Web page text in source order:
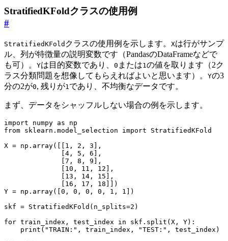
StratifiedKFoldクラスの使用例
#
StratifiedKFold クラスの使用例を示します。 Xは行がサンプ
ル、列が特徴量の説明変数です（PandasのDataFrameなどで
も可）。 Yは目的変数であり、 0 または1 の値を取ります（2ク
ラス分類問題を想像してもらえればよいと思います）。 Yの3
分の2が0, 残りが1 であり、不均衡なデータです。
まず、データをシャッフルしない場合の例を示します。
import numpy as
np
from sklearn.model_selection import
StratifiedKFold
X = np . array([[ 1 , 2 , 3 ],
[4 , 5 , 6 ],
[7 , 8 , 9 ],
[ 10 , 11 , 12 ],
[ 13 , 14 , 15 ],
[ 16 , 17 , 18 ]])
Y = np . array([0 , 0 , 0 , 0 , 1 , 1 ])
skf = StratifiedKFold ( n_splits=2 )
for train_index , test_index in skf . split (X , Y):
print ( "TRAIN:" , train_index , "TEST:" , test_index )